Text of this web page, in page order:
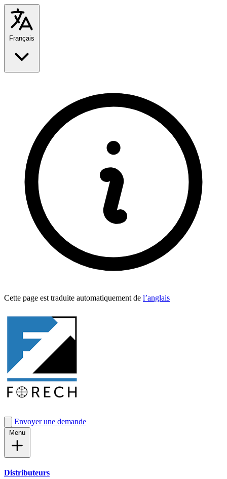
Cette page est traduite automa­tique­ment de l’anglais
Envoyer une demande
Distributeurs